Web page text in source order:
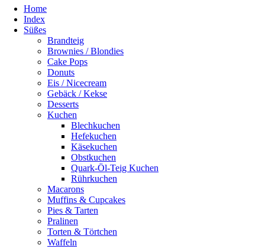
Home
Index
Süßes
Brandteig
Brownies / Blondies
Cake Pops
Donuts
Eis / Nicecream
Gebäck / Kekse
Desserts
Kuchen
Blechkuchen
Hefekuchen
Käsekuchen
Obstkuchen
Quark-Öl-Teig Kuchen
Rührkuchen
Macarons
Muffins & Cupcakes
Pies & Tarten
Pralinen
Torten & Törtchen
Waffeln